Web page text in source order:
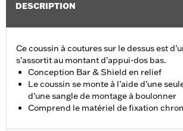
DESCRIPTION
Ce coussin à coutures sur le dessus est
s’assortit au montant d’appui-dos bas.
Conception Bar & Shield en relief
Le coussin se monte à l’aide d’une
d’une sangle de montage à boulonner
Comprend le matériel de fixation